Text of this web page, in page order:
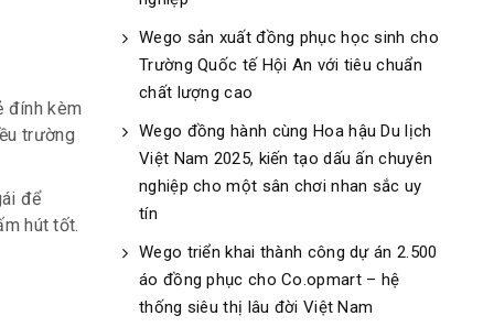
đính kèm
trường
để
hút tốt.
Wego sản xuất đồng phục học sinh cho
Trường Quốc tế Hội An với tiêu chuẩn
chất lượng cao
Wego đồng hành cùng Hoa hậu Du lịch
Việt Nam 2025, kiến tạo dấu ấn chuyên
nghiệp cho một sân chơi nhan sắc uy
tín
Wego triển khai thành công dự án 2.500
áo đồng phục cho Co.opmart – hệ
thống siêu thị lâu đời Việt Nam